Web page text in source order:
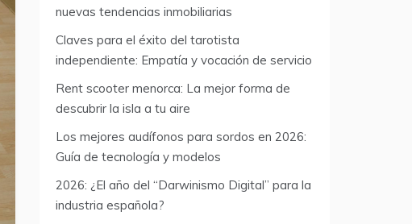
nuevas tendencias inmobiliarias
Claves para el éxito del tarotista
independiente: Empatía y vocación de servicio
Rent scooter menorca: La mejor forma de
descubrir la isla a tu aire
Los mejores audífonos para sordos en 2026:
Guía de tecnología y modelos
2026: ¿El año del “Darwinismo Digital” para la
industria española?